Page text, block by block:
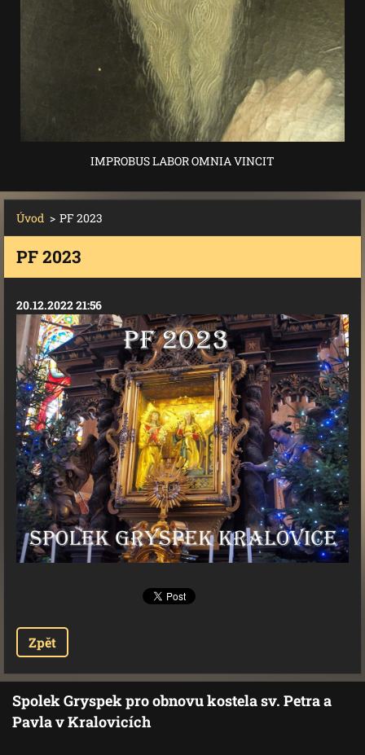
IMPROBUS LABOR OMNIA VINCIT
Úvod > PF 2023
PF 2023
20.12.2022 21:56
Zpět
Spolek Gryspek pro obnovu kostela sv. Petra a
Pavla v Kralovicích